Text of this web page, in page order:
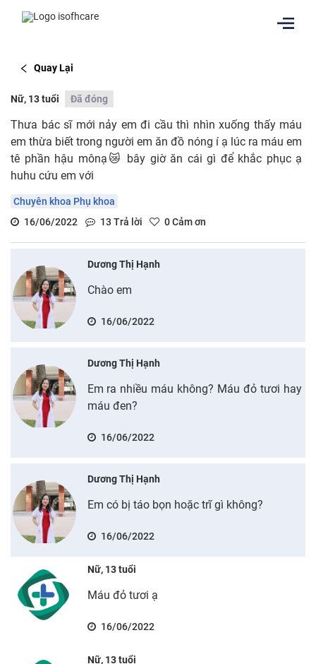
Quay Lại
Nữ, 13 tuổi Đã đóng
Thưa bác sĩ mới nảy em đi cầu thì nhìn xuống thấy máu
em thừa biết trong người em ăn đồ nóng í ạ lúc ra máu em
tê phần hậu mônạ😿 bây giờ ăn cái gì để khắc phục ạ
huhu cứu em với
Chuyên khoa Phụ khoa
16/06/2022
13 Trả lời 0Cảm ơn
Dương Thị Hạnh
Chào em
16/06/2022
Dương Thị Hạnh
Em ra nhiều máu không? Máu đỏ tươi hay
máu đen?
16/06/2022
Dương Thị Hạnh
Em có bị táo bọn hoặc trĩ gì không?
16/06/2022
Nữ, 13 tuổi
Máu đỏ tươi ạ
16/06/2022
Nữ, 13 tuổi